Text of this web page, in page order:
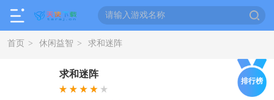
首页 > 休闲益智 > 求和迷阵
排行榜
求和迷阵